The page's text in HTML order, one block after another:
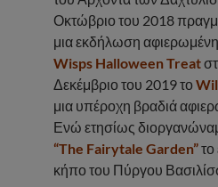
Οκτώβριο του 2018
μια εκδήλωση
Wisps Halloween Treat
Δεκέμβριο του 2019 το
μια υπέροχη βραδιά
Ενώ ετησίως
“The Fairytale Garden”
κήπο του Πύργου